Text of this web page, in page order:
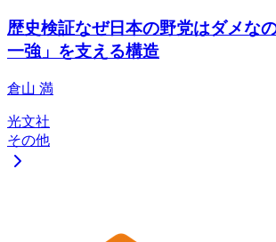
歴史検証なぜ日本の野党はダメな
一強」を支える構造
倉山 満
光文社
その他